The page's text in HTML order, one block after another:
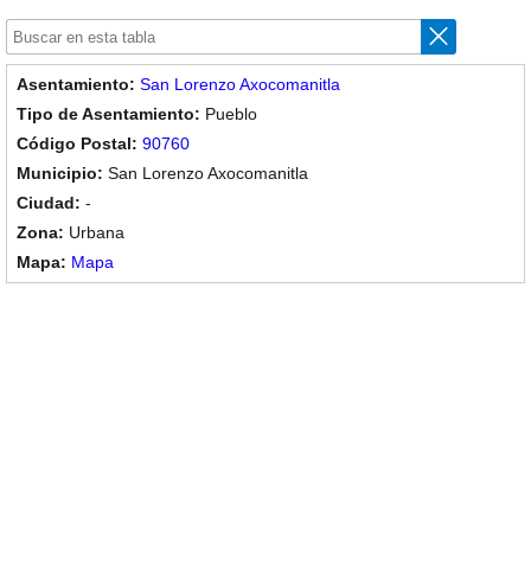
San Lorenzo Axocomanitla
Pueblo
90760
San Lorenzo Axocomanitla
-
Urbana
Mapa